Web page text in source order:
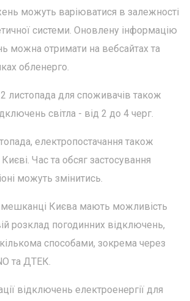
можуть варіюватися в залежності
системи. Оновлену інформацію
можна отримати на вебсайтах та
обленерго.
листопада для споживачів також
світла - від 2 до 4 черг.
електропостачання також
Час та обсяг застосування
можуть змінитись.
Києва мають можливість
розклад погодинних відключень,
способами, зокрема через
та ДТЕК.
відключень електроенергії для